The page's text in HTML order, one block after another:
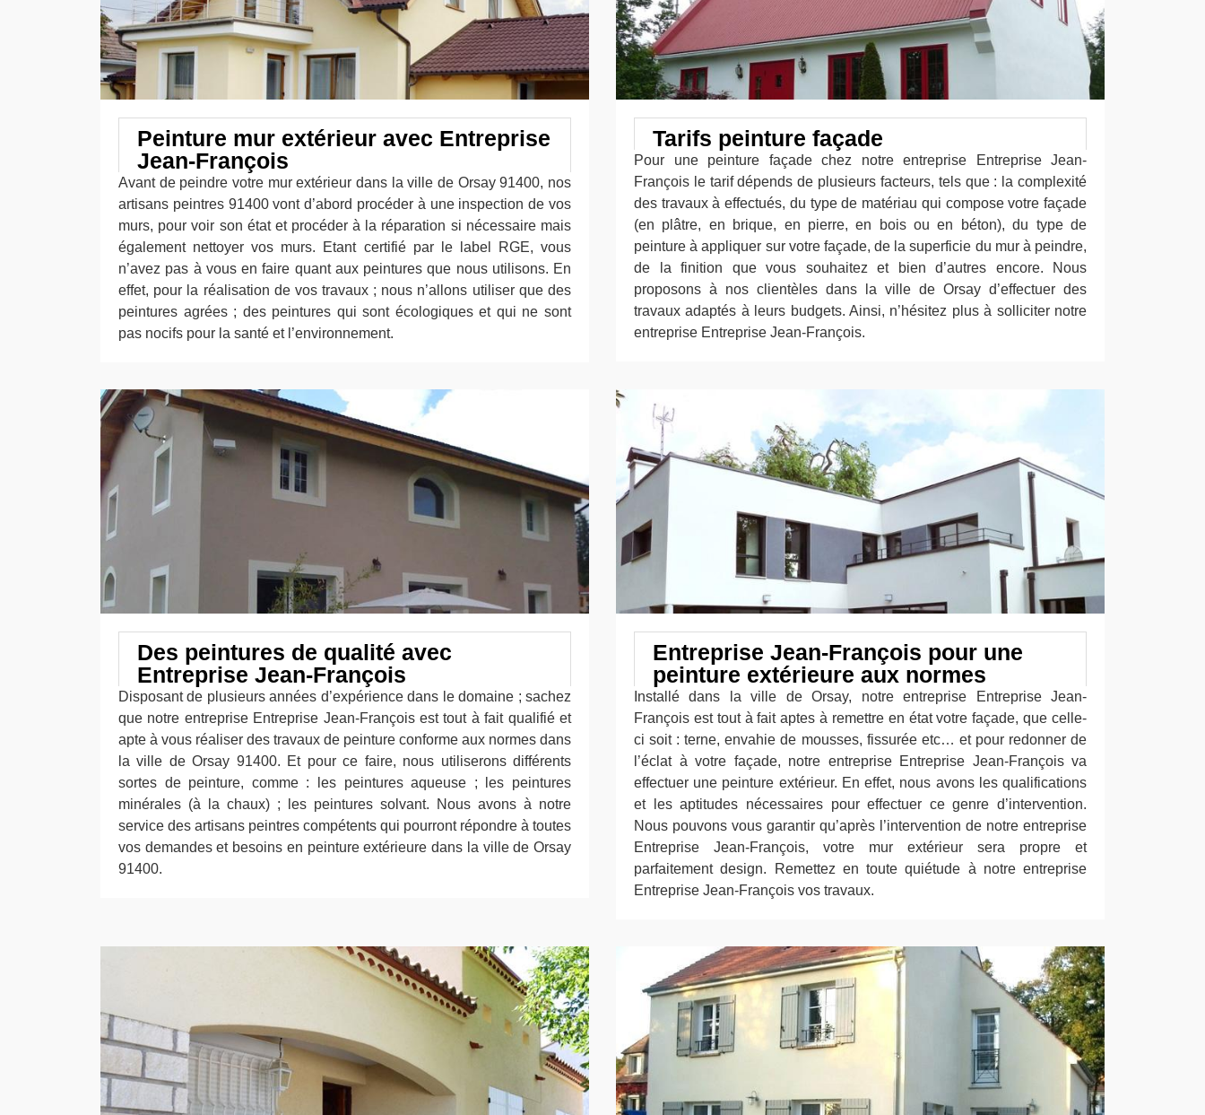
Peinture mur extérieur avec Entreprise
Jean-François
Avant de peindre votre mur extérieur dans la ville de Orsay 91400, nos
artisans peintres 91400 vont d’abord procéder à une inspection de vos
murs, pour voir son état et procéder à la réparation si nécessaire mais
également nettoyer vos murs. Etant certifié par le label RGE, vous
n’avez pas à vous en faire quant aux peintures que nous utilisons. En
effet, pour la réalisation de vos travaux ; nous n’allons utiliser que des
peintures agrées ; des peintures qui sont écologiques et qui ne sont
pas nocifs pour la santé et l’environnement.
Tarifs peinture façade
Pour une peinture façade chez notre entreprise Entreprise Jean-
François le tarif dépends de plusieurs facteurs, tels que : la complexité
des travaux à effectués, du type de matériau qui compose votre façade
(en plâtre, en brique, en pierre, en bois ou en béton), du type de
peinture à appliquer sur votre façade, de la superficie du mur à peindre,
de la finition que vous souhaitez et bien d’autres encore. Nous
proposons à nos clientèles dans la ville de Orsay d’effectuer des
travaux adaptés à leurs budgets. Ainsi, n’hésitez plus à solliciter notre
entreprise Entreprise Jean-François.
Des peintures de qualité avec
Entreprise Jean-François
Disposant de plusieurs années d’expérience dans le domaine ; sachez
que notre entreprise Entreprise Jean-François est tout à fait qualifié et
apte à vous réaliser des travaux de peinture conforme aux normes dans
la ville de Orsay 91400. Et pour ce faire, nous utiliserons différents
sortes de peinture, comme : les peintures aqueuse ; les peintures
minérales (à la chaux) ; les peintures solvant. Nous avons à notre
service des artisans peintres compétents qui pourront répondre à toutes
vos demandes et besoins en peinture extérieure dans la ville de Orsay
91400.
Entreprise Jean-François pour une
peinture extérieure aux normes
Installé dans la ville de Orsay, notre entreprise Entreprise Jean-
François est tout à fait aptes à remettre en état votre façade, que celle-
ci soit : terne, envahie de mousses, fissurée etc… et pour redonner de
l’éclat à votre façade, notre entreprise Entreprise Jean-François va
effectuer une peinture extérieur. En effet, nous avons les qualifications
et les aptitudes nécessaires pour effectuer ce genre d’intervention.
Nous pouvons vous garantir qu’après l’intervention de notre entreprise
Entreprise Jean-François, votre mur extérieur sera propre et
parfaitement design. Remettez en toute quiétude à notre entreprise
Entreprise Jean-François vos travaux.